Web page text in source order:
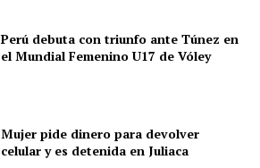
Perú debuta con triunfo ante Túnez en
el Mundial Femenino U17 de Vóley
Mujer pide dinero para devolver
celular y es detenida en Juliaca